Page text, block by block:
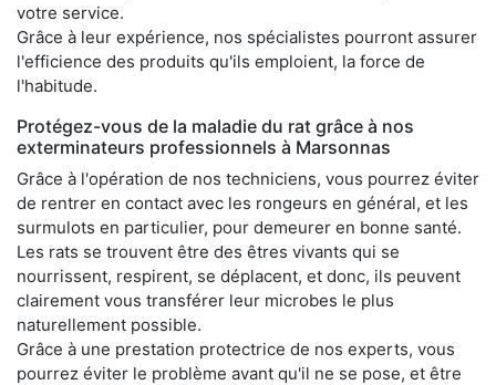
votre service.
Grâce à leur expérience, nos spécialistes pourront assurer
l'efficience des produits qu'ils emploient, la force de
l'habitude.
Protégez-vous de la maladie du rat grâce à nos
exterminateurs professionnels à Marsonnas
Grâce à l'opération de nos techniciens, vous pourrez éviter
de rentrer en contact avec les rongeurs en général, et les
surmulots en particulier, pour demeurer en bonne santé.
Les rats se trouvent être des êtres vivants qui se
nourrissent, respirent, se déplacent, et donc, ils peuvent
clairement vous transférer leur microbes le plus
naturellement possible.
Grâce à une prestation protectrice de nos experts, vous
pourrez éviter le problème avant qu'il ne se pose, et être